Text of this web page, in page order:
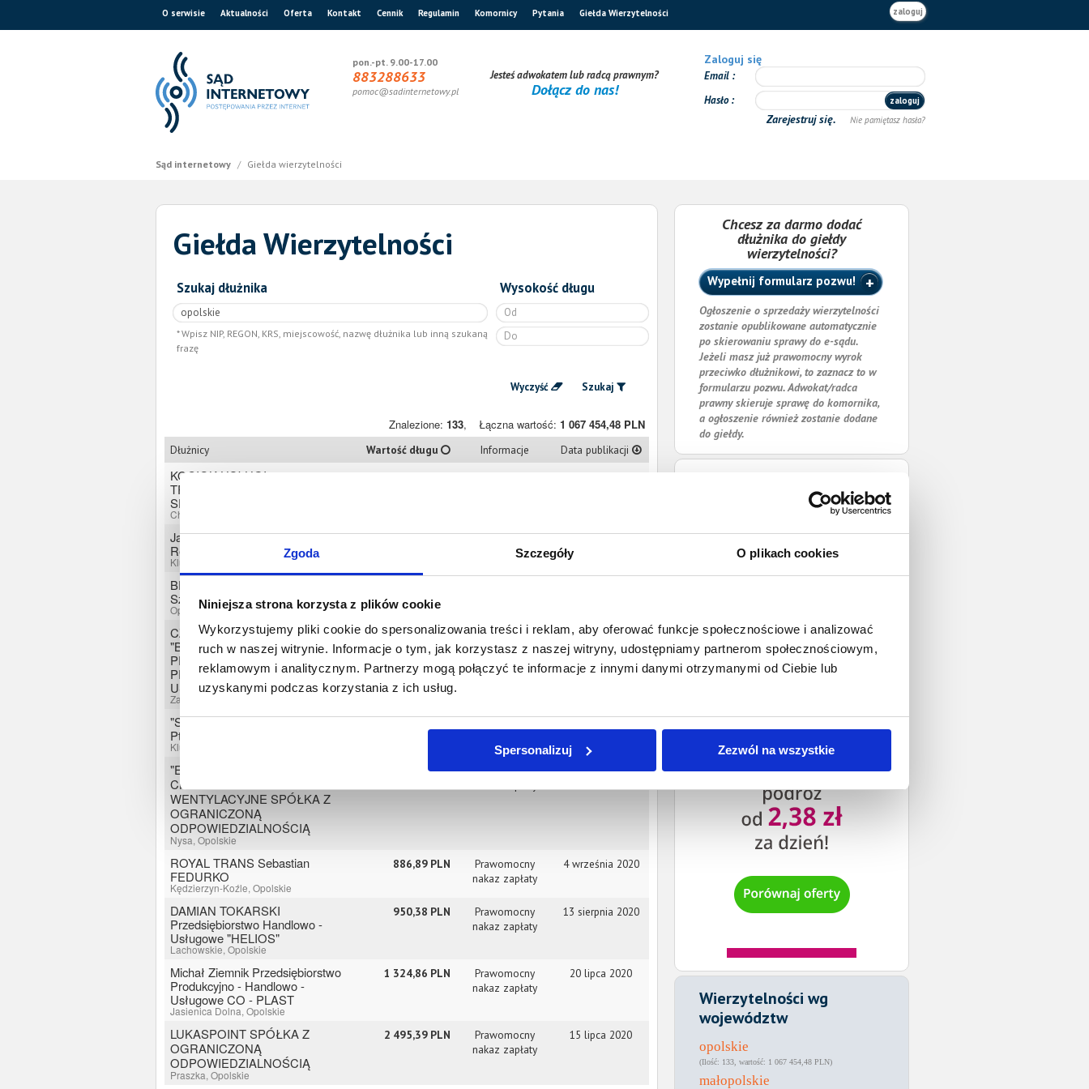
Zgoda Szczegóły O plikach cookies
Niniejsza strona korzysta z plików cookie
Wykorzystujemy pliki cookie do spersonalizowania treści i reklam, aby oferować funkcje społecznościowe i analizować
ruch w naszej witrynie. Informacje o tym, jak korzystasz z naszej witryny, udostępniamy partnerom społecznościowym,
reklamowym i analitycznym. Partnerzy mogą połączyć te informacje z innymi danymi otrzymanymi od Ciebie lub
uzyskanymi podczas korzystania z ich usług.
Spersonalizuj Zezwól na wszystkie
O serwisie Aktualności Oferta Kontakt Cennik Regulamin Komornicy Pytania Giełda Wierzytelności zaloguj
pon.-pt. 9.00-17.00
883288633
pomoc@sadinternetowy.pl
Jesteś adwokatem lub radcą prawnym?
Dołącz do nas!
Zaloguj się
Email
Hasło
zaloguj
Zarejestruj się. Nie pamiętasz hasła?
Sąd internetowy / Giełda wierzytelności
Giełda Wierzytelności
Szukaj dłużnika
Wpisz NIP, REGON, KRS, miejscowość, nazwę dłużnika lub inną szukaną
frazę
Wysokość długu
Wyczyść Szukaj
Znalezione: 133, Łączna wartość: 1 067 454,48 PLN
Dłużnicy Wartość długu Informacje Data publikacji
KOCIOK-USŁUGI
TRANSPORTOWE I
SPRZĘTOWE Ryszard Kociok
Chróścice, Opolskie
Jankowy Przemysław Zakład
Remontowo - Instalacyjny
Kluczbork, Opolskie
2 253,06 PLN
Prawomocny
nakaz zapłaty
23 lutego 2021
BEST-FISHING Damian
Szczepańczuk
Opole, Opolskie
CZANGULEIT JAN
"BENIAMIN"ODZIEŻOWE
PRZEDSIĘBIORSTWO
PRODUKCYJNO-HANDLOWO-
USŁUGOWE HURT I DETAL
Zawadzkie, Opolskie
5 104,67 PLN
Prawomocny
nakaz zapłaty
8 stycznia 2021
"Schody Drewniane" Sławomir
Ptak
Kluczbork, Opolskie
"EKO-TRUST" SYSTEMY
CHŁODNICZE I
WENTYLACYJNE SPÓŁKA Z
OGRANICZONĄ
ODPOWIEDZIALNOŚCIĄ
Nysa, Opolskie
989,19 PLN
Prawomocny
16 października
ROYAL TRANS Sebastian
FEDURKO
Kędzierzyn-Koźle, Opolskie
886,89 PLN
Prawomocny
nakaz zapłaty
4 września 2020
DAMIAN TOKARSKI
Przedsiębiorstwo Handlowo -
Usługowe "HELIOS"
Lachowskie, Opolskie
950,38 PLN
Prawomocny
nakaz zapłaty
13 sierpnia 2020
Michał Ziemnik Przedsiębiorstwo
Produkcyjno - Handlowo -
Usługowe CO - PLAST
Jasienica Dolna, Opolskie
1 324,86 PLN
Prawomocny
nakaz zapłaty
20 lipca 2020
LUKASPOINT SPÓŁKA Z
OGRANICZONĄ
ODPOWIEDZIALNOŚCIĄ
Praszka, Opolskie
2 495,39 PLN
Prawomocny
nakaz zapłaty
15 lipca 2020
Chcesz za darmo dodać
dłużnika do giełdy
wierzytelności?
Wypełnij formularz pozwu!
Ogłoszenie o sprzedaży wierzytelności
zostanie opublikowane automatycznie
po skierowaniu sprawy do e-sądu.
Jeżeli masz już prawomocny wyrok
przeciwko dłużnikowi, to zaznacz to w
formularzu pozwu. Adwokat/radca
prawny skieruje sprawę do komornika,
a ogłoszenie również zostanie dodane
do giełdy.
Wierzytelności wg
województw
opolskie
133 1 067 454,48 PLN
małopolskie